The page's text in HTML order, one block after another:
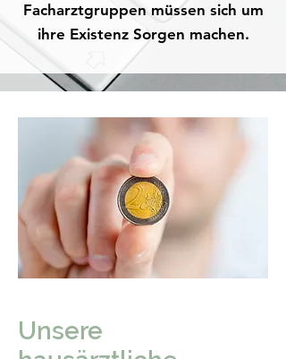
Facharztgruppen müssen sich um
ihre Existenz Sorgen machen.
Unsere